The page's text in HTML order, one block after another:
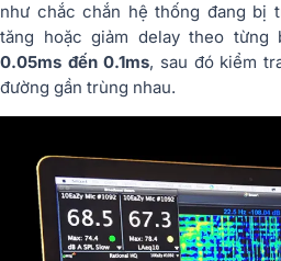
như chắc chắn hệ thống đang bị
tăng hoặc giảm delay theo từng
0.05ms đến 0.1ms, sau đó kiểm
đường gần trùng nhau.